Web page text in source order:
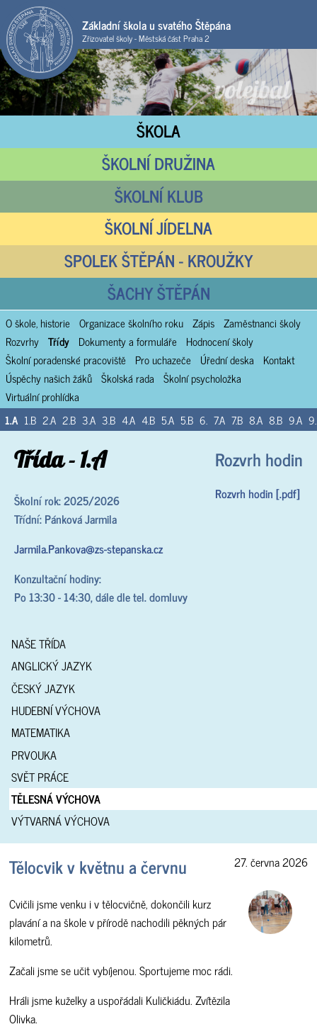
Základní škola u svatého Štěpána
Zřizovatel školy - Městská část Praha 2
ŠKOLA
ŠKOLNÍ DRUŽINA
ŠKOLNÍ KLUB
ŠKOLNÍ JÍDELNA
SPOLEK ŠTĚPÁN - KROUŽKY
ŠACHY ŠTĚPÁN
O škole, historie Organizace školního roku Zápis Zaměstnanci školy
Rozvrhy Třídy Dokumenty a formuláře
Hodnocení školy
Školní poradenské pracoviště
Pro uchazeče Úřední deska
Kontakt
Úspěchy našich žáků Školská rada Školní psycholožka
Virtuální prohlídka
1.A 1.B 2.A 2.B 3.A 3.B 4.A 4.B 5.A 5.B 6. 7.A 7.B 8.A 8.B 9.A
Rozvrh hodin
Rozvrh hodin [.pdf]
Třída - 1.A
Školní rok: 2025/2026
Třídní: Pánková Jarmila
Jarmila.Pankova@zs-stepanska.cz
Konzultační hodiny:
Po 13:30 - 14:30, dále dle tel. domluvy
NAŠE TŘÍDA
ANGLICKÝ JAZYK
ČESKÝ JAZYK
HUDEBNÍ VÝCHOVA
MATEMATIKA
PRVOUKA
SVĚT PRÁCE
TĚLESNÁ VÝCHOVA
VÝTVARNÁ VÝCHOVA
Tělocvik v květnu a červnu
Cvičili jsme venku i v tělocvičně, dokončili kurz
plavání a na škole v přírodě nachodili pěkných pár
kilometrů.
Začali jsme se učit vybíjenou. Sportujeme moc rádi.
Hráli jsme kuželky a uspořádali Kuličkiádu. Zvítězila
Olivka.
27. června 2026